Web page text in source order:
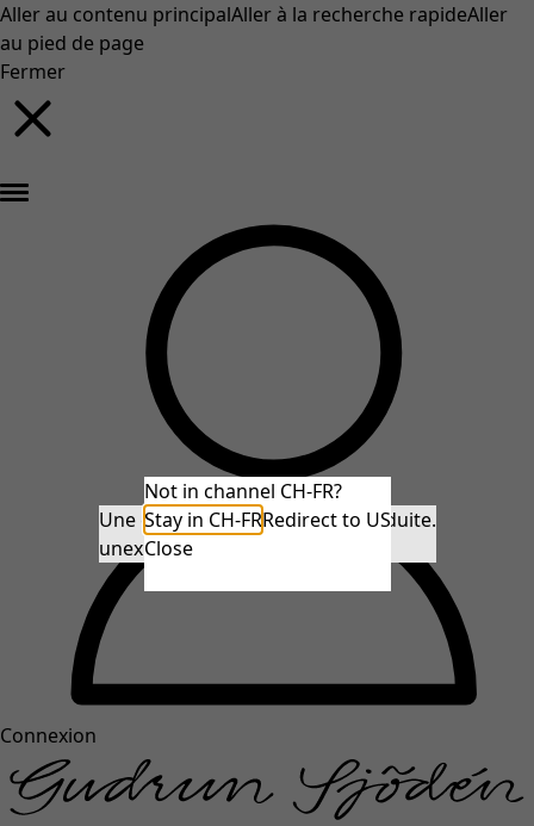
Aller au contenu principalAller à la recherche rapideAller
au pied de page
Fermer
Connexion
Not in channel CH-FR?
Stay in CH-FRRedirect to US
Close
Une erreur inattendue s'est produite.
unexpectederror.buttontext